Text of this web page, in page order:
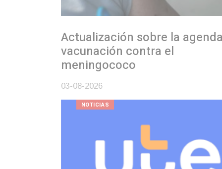
Actualización sobre la agenda de
vacunación contra el
meningococo